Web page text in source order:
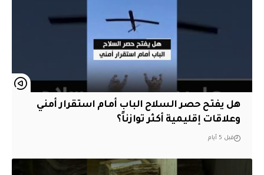
هل يفتح حصر السلاح الباب أمام استقرار أمني
وعلاقات إقليمية أكثر توازناً؟
قبل 5 أيام